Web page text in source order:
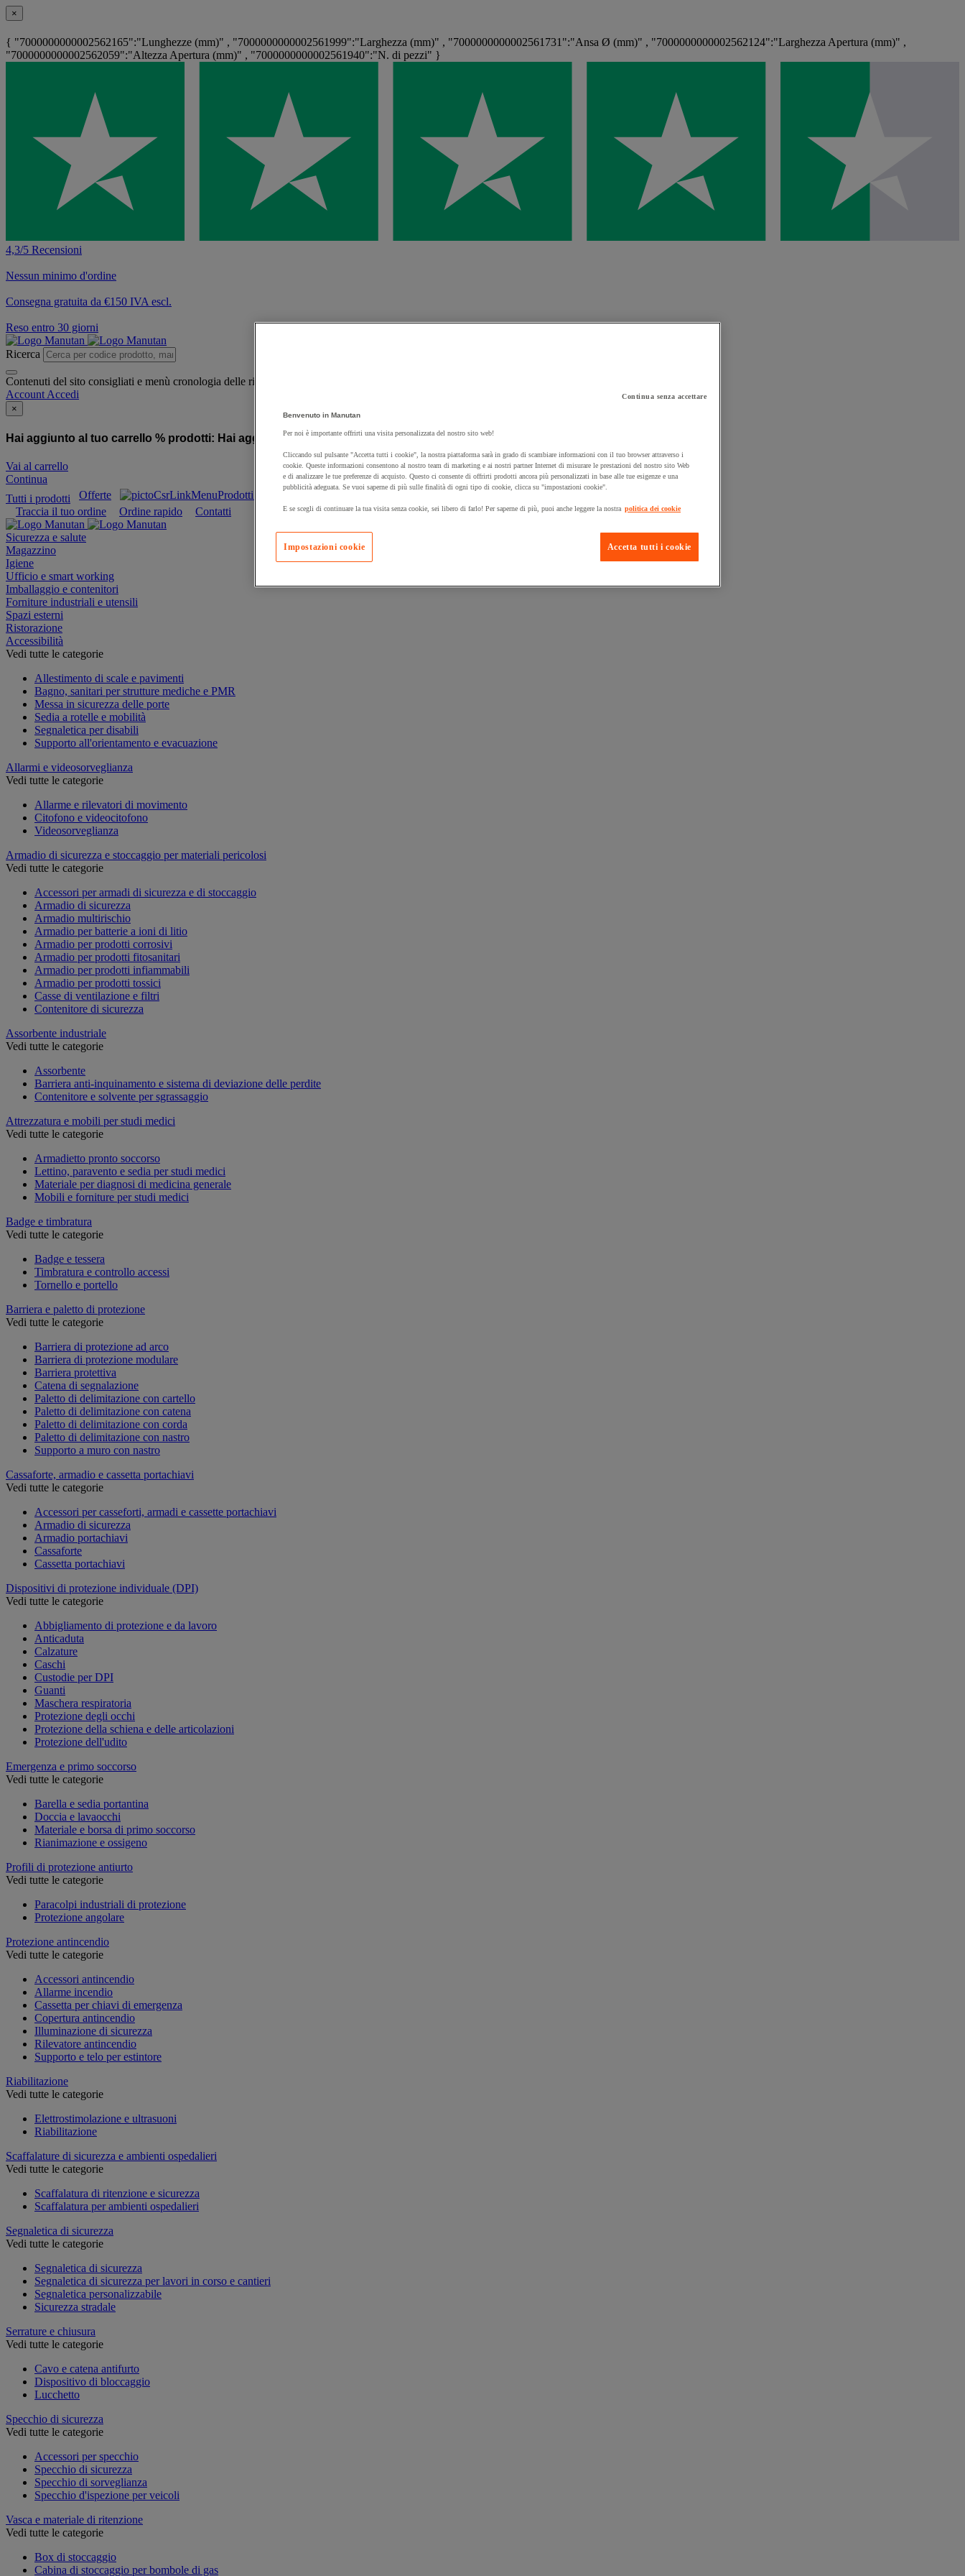
×
{ "7000000000002562165":"Lunghezze (mm)" , "7000000000002561999":"Larghezza (mm)" , "7000000000002561731":"Ansa Ø (mm)" , "7000000000002562124":"Larghezza Apertura (mm)" ,
"7000000000002562059":"Altezza Apertura (mm)" , "7000000000002561940":"N. di pezzi" }
4,3/5 Recensioni
Nessun minimo d'ordine
Consegna gratuita da €150 IVA escl.
Reso entro 30 giorni
Ricerca
Contenuti del sito consigliati e menù cronologia delle ricerche
Account Accedi
×
Hai aggiunto al tuo carrello % prodotti: Hai aggiunto al tuo carrello un prodotto:
Vai al carrello
Continua
Tutti i prodotti
Offerte Prodotti sostenibili Manutan Expert
Prodotti in pronta consegna
Traccia il tuo ordine
Ordine rapido Contatti
Sicurezza e salute
Magazzino
Igiene
Ufficio e smart working
Imballaggio e contenitori
Forniture industriali e utensili
Spazi esterni
Ristorazione
Accessibilità
Vedi tutte le categorie
Allestimento di scale e pavimenti
Bagno, sanitari per strutture mediche e PMR
Messa in sicurezza delle porte
Sedia a rotelle e mobilità
Segnaletica per disabili
Supporto all'orientamento e evacuazione
Allarmi e videosorveglianza
Vedi tutte le categorie
Allarme e rilevatori di movimento
Citofono e videocitofono
Videosorveglianza
Armadio di sicurezza e stoccaggio per materiali pericolosi
Vedi tutte le categorie
Accessori per armadi di sicurezza e di stoccaggio
Armadio di sicurezza
Armadio multirischio
Armadio per batterie a ioni di litio
Armadio per prodotti corrosivi
Armadio per prodotti fitosanitari
Armadio per prodotti infiammabili
Armadio per prodotti tossici
Casse di ventilazione e filtri
Contenitore di sicurezza
Assorbente industriale
Vedi tutte le categorie
Assorbente
Barriera anti-inquinamento e sistema di deviazione delle perdite
Contenitore e solvente per sgrassaggio
Attrezzatura e mobili per studi medici
Vedi tutte le categorie
Armadietto pronto soccorso
Lettino, paravento e sedia per studi medici
Materiale per diagnosi di medicina generale
Mobili e forniture per studi medici
Badge e timbratura
Vedi tutte le categorie
Badge e tessera
Timbratura e controllo accessi
Tornello e portello
Barriera e paletto di protezione
Vedi tutte le categorie
Barriera di protezione ad arco
Barriera di protezione modulare
Barriera protettiva
Catena di segnalazione
Paletto di delimitazione con cartello
Paletto di delimitazione con catena
Paletto di delimitazione con corda
Paletto di delimitazione con nastro
Supporto a muro con nastro
Cassaforte, armadio e cassetta portachiavi
Vedi tutte le categorie
Accessori per casseforti, armadi e cassette portachiavi
Armadio di sicurezza
Armadio portachiavi
Cassaforte
Cassetta portachiavi
Dispositivi di protezione individuale (DPI)
Vedi tutte le categorie
Abbigliamento di protezione e da lavoro
Anticaduta
Calzature
Caschi
Custodie per DPI
Guanti
Maschera respiratoria
Protezione degli occhi
Protezione della schiena e delle articolazioni
Protezione dell'udito
Emergenza e primo soccorso
Vedi tutte le categorie
Barella e sedia portantina
Doccia e lavaocchi
Materiale e borsa di primo soccorso
Rianimazione e ossigeno
Profili di protezione antiurto
Vedi tutte le categorie
Paracolpi industriali di protezione
Protezione angolare
Protezione antincendio
Vedi tutte le categorie
Accessori antincendio
Allarme incendio
Cassetta per chiavi di emergenza
Copertura antincendio
Illuminazione di sicurezza
Rilevatore antincendio
Supporto e telo per estintore
Riabilitazione
Vedi tutte le categorie
Elettrostimolazione e ultrasuoni
Riabilitazione
Scaffalature di sicurezza e ambienti ospedalieri
Vedi tutte le categorie
Scaffalatura di ritenzione e sicurezza
Scaffalatura per ambienti ospedalieri
Segnaletica di sicurezza
Vedi tutte le categorie
Segnaletica di sicurezza
Segnaletica di sicurezza per lavori in corso e cantieri
Segnaletica personalizzabile
Sicurezza stradale
Serrature e chiusura
Vedi tutte le categorie
Cavo e catena antifurto
Dispositivo di bloccaggio
Lucchetto
Specchio di sicurezza
Vedi tutte le categorie
Accessori per specchio
Specchio di sicurezza
Specchio di sorveglianza
Specchio d'ispezione per veicoli
Vasca e materiale di ritenzione
Vedi tutte le categorie
Box di stoccaggio
Cabina di stoccaggio per bombole di gas
Continua senza accettare
Benvenuto in Manutan
Per noi è importante offrirti una visita personalizzata del nostro sito web!
Cliccando sul pulsante "Accetta tutti i cookie", la nostra piattaforma sarà in grado di scambiare informazioni con il tuo browser attraverso i
cookie. Queste informazioni consentono al nostro team di marketing e ai nostri partner Internet di misurare le prestazioni del nostro sito Web
e di analizzare le tue preferenze di acquisto. Questo ci consente di offrirti prodotti ancora più personalizzati in base alle tue esigenze e una
pubblicità adeguata. Se vuoi saperne di più sulle finalità di ogni tipo di cookie, clicca su "impostazioni cookie".
E se scegli di continuare la tua visita senza cookie, sei libero di farlo! Per saperne di più, puoi anche leggere la nostra politica dei cookie
Accetta tutti i cookie
Impostazioni cookie